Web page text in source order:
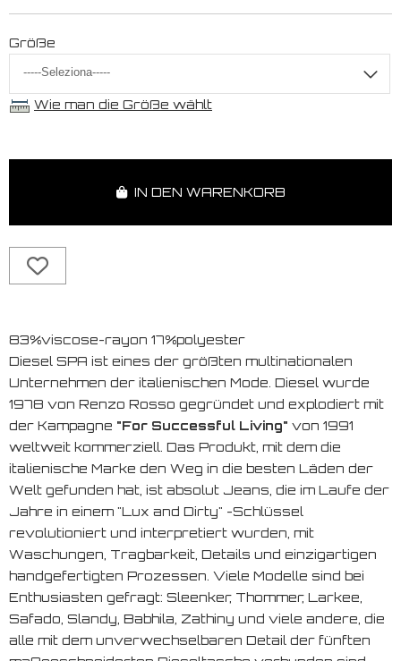
Größe
Wie man die Größe wählt
IN DEN WARENKORB
83%viscose-rayon 17%polyester
Diesel SPA ist eines der größten multinationalen
Unternehmen der italienischen Mode. Diesel wurde
1978 von Renzo Rosso gegründet und explodiert mit
der Kampagne "For Successful Living" von 1991
weltweit kommerziell. Das Produkt, mit dem die
italienische Marke den Weg in die besten Läden der
Welt gefunden hat, ist absolut Jeans, die im Laufe der
Jahre in einem "Lux and Dirty" -Schlüssel
revolutioniert und interpretiert wurden, mit
Waschungen, Tragbarkeit, Details und einzigartigen
handgefertigten Prozessen. Viele Modelle sind bei
Enthusiasten gefragt: Sleenker, Thommer, Larkee,
Safado, Slandy, Babhila, Zathiny und viele andere, die
alle mit dem unverwechselbaren Detail der fünften